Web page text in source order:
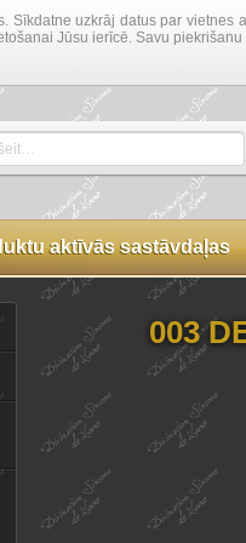
Sīkdatne uzkrāj datus par
Jūsu ierīcē. Savu
aktīvās sastāvdaļas
003